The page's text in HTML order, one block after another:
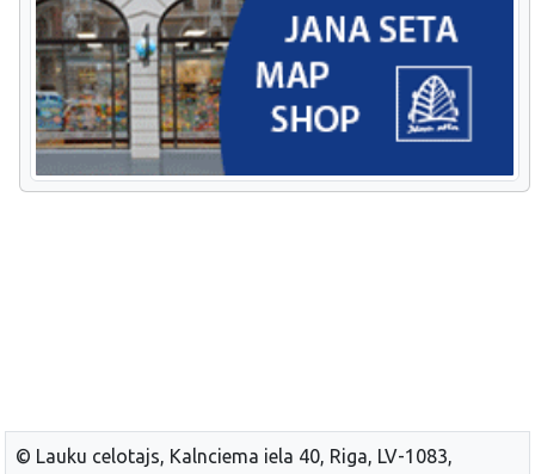
© Lauku celotajs, Kalnciema iela 40, Riga, LV-1083,